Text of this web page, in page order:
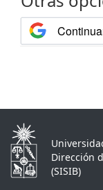
Dirección
(SISIB)